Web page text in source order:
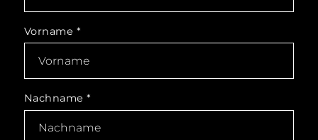
Vorname *
Nachname*